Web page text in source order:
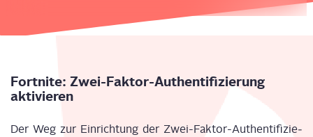
Fort­ni­te: Zwei-Fak­tor-Authen­ti­fi­zie­rung
aktivieren
Der Weg zur Ein­rich­tung der Zwei-Fak­tor-Authen­ti­fi­zie­